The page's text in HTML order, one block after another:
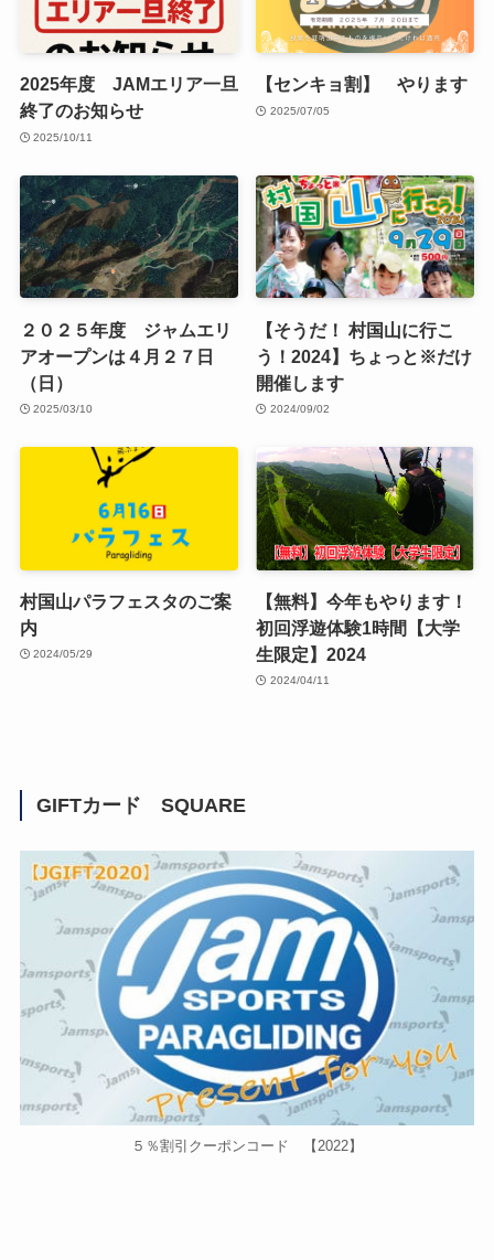
2025年度 JAMエリア一旦
終了のお知らせ
2025/10/11
【センキョ割】 やります
2025/07/05
２０２５年度 ジャムエリ
アオープンは４月２７日
（日）
2025/03/10
【そうだ！ 村国山に行こ
う！2024】ちょっと※だけ
開催します
2024/09/02
村国山パラフェスタのご案
内
2024/05/29
【無料】今年もやります！
初回浮遊体験1時間【大学
生限定】2024
2024/04/11
GIFTカード SQUARE
５％割引クーポンコード 【2022】